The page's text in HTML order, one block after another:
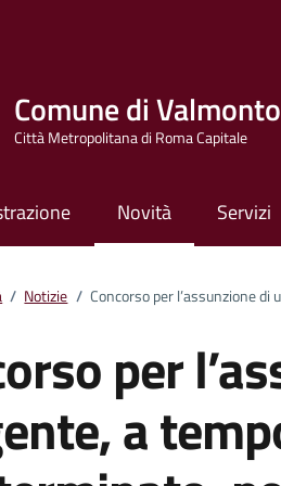
Comune di
Città Metropolitana di Roma Capitale
Novità Servizi
/ Notizie / Concorso per l’assunzione
per
a